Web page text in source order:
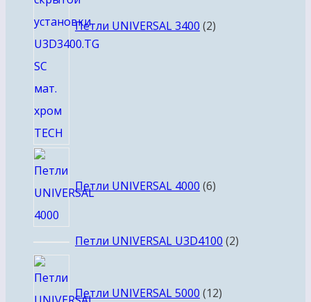
Петли UNIVERSAL 3400 2
Петли UNIVERSAL 4000 6товаров
Петли UNIVERSAL U3D4100 22
Петли UNIVERSAL 5000 12товаров